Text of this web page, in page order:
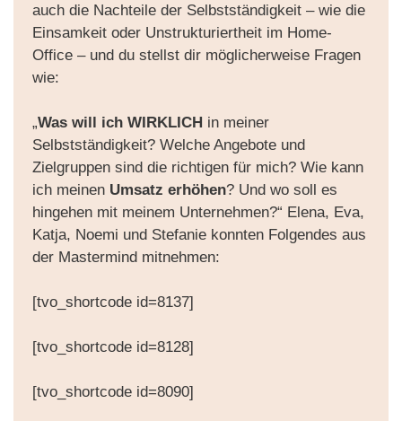
auch die Nachteile der Selbstständigkeit – wie die
Einsamkeit oder Unstrukturiertheit im Home-
Office – und du stellst dir möglicherweise Fragen
wie:
„Was will ich WIRKLICH in meiner
Selbstständigkeit? Welche Angebote und
Zielgruppen sind die richtigen für mich? Wie kann
ich meinen Umsatz erhöhen? Und wo soll es
hingehen mit meinem Unternehmen?“ Elena, Eva,
Katja, Noemi und Stefanie konnten Folgendes aus
der Mastermind mitnehmen:
[tvo_shortcode id=8137]
[tvo_shortcode id=8128]
[tvo_shortcode id=8090]